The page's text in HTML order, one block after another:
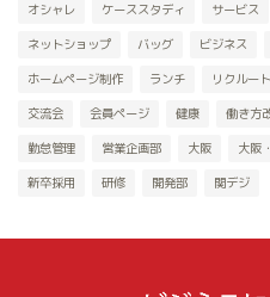
オシャレ ケーススタディ サービス
ネットショップ バッグ ビジネス
ホームページ制作 ランチ リクルート
交流会 会員ページ 健康 働き方
勤怠管理 営業企画部 大阪 大阪
新卒採用 研修 開発部 関デジ